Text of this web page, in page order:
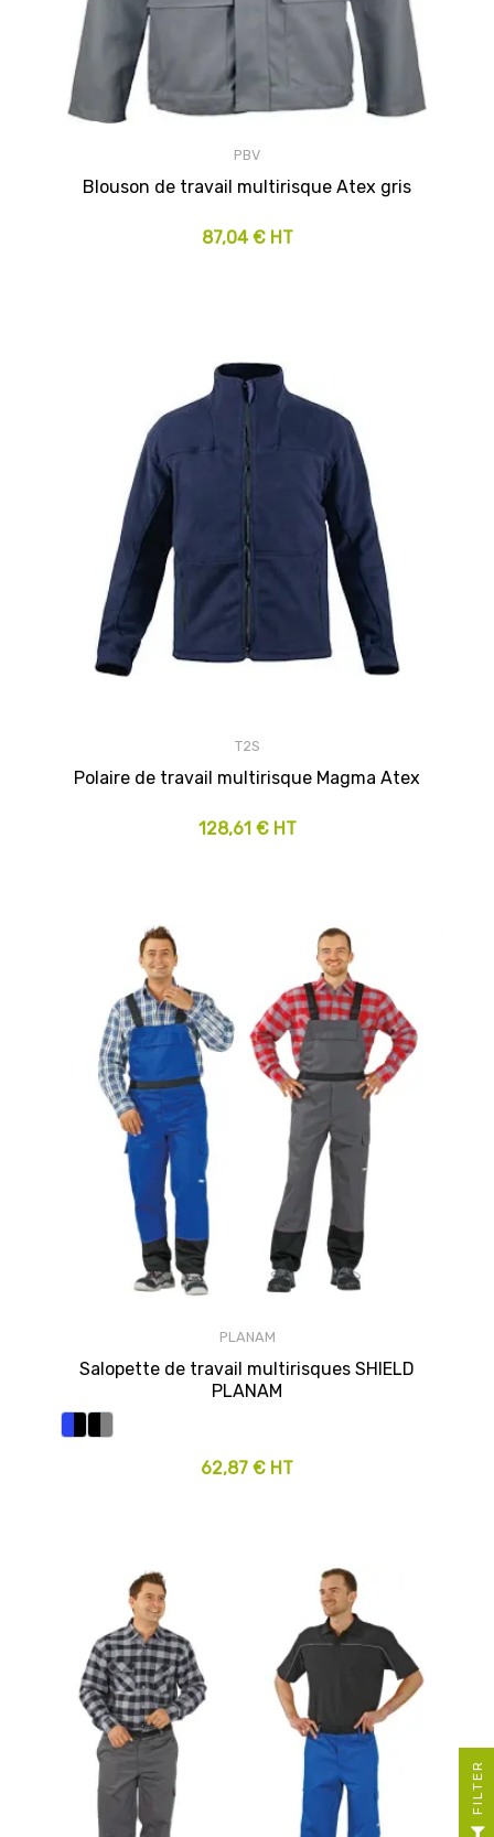
PBV
Blouson de travail multirisque Atex gris
87,04 € HT
T2S
Polaire de travail multirisque Magma Atex
128,61 € HT
PLANAM
Salopette de travail multirisques SHIELD
PLANAM
62,87 € HT
R